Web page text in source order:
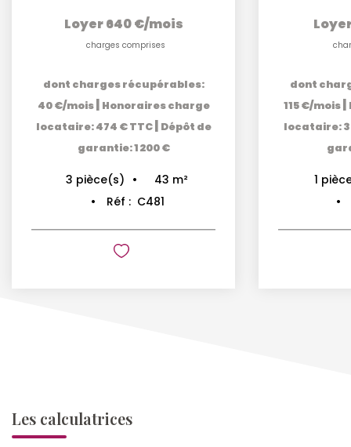
Loyer 640 €/mois
charges comprises
dont charges récupérables:
40 €/mois| Honoraires charge
locataire: 474 € TTC| Dépôt de
garantie: 1 200 €
3 pièce(s) 43 m²
Réf : C481
dont
115 €/mois|
locataire:
1
Les calculatrices